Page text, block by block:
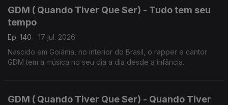
GDM ( Quando Tiver Que Ser) - Tudo tem seu
tempo
Ep. 140
17 jul. 2026
Nascido em Goiânia, no interior do Brasil, o rapper e cantor
GDM tem a música no seu dia a dia desde a infância.
GDM ( Quando Tiver Que Ser) - Quando Tiver